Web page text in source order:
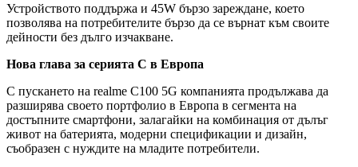
Устройството поддържа и 45W бързо зареждане, което
позволява на потребителите бързо да се върнат към своите
дейности без дълго изчакване.
Нова глава за серията C в Европа
С пускането на realme C100 5G компанията продължава да
разширява своето портфолио в Европа в сегмента на
достъпните смартфони, залагайки на комбинация от дълъг
живот на батерията, модерни спецификации и дизайн,
съобразен с нуждите на младите потребители.